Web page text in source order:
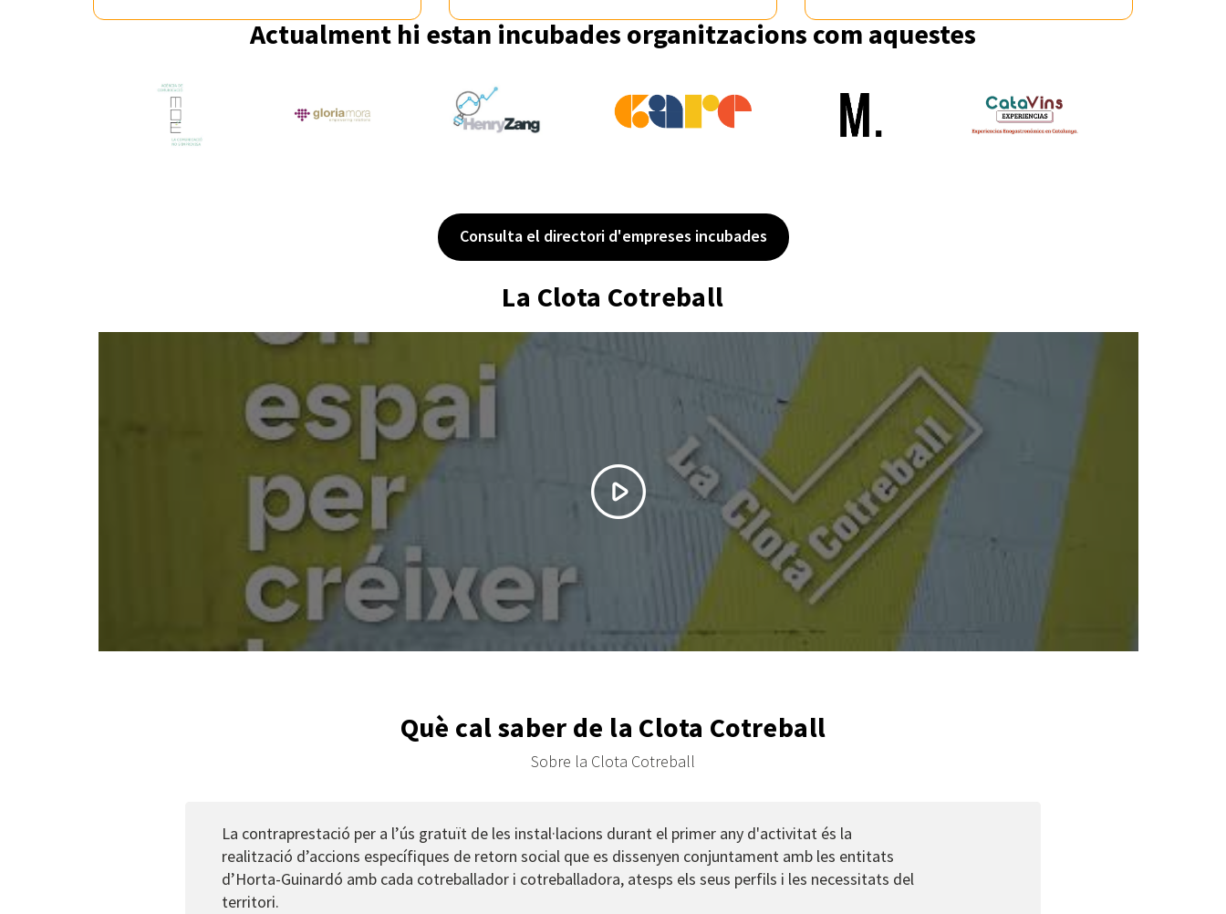
Actualment hi estan incubades organitzacions com aquestes
Consulta el directori d'empreses incubades
La Clota Cotreball
Què cal saber de la Clota Cotreball
Sobre la Clota Cotreball
La contraprestació per a l’ús gratuït de les instal·lacions durant el primer any d'activitat és la
realització d’accions específiques de retorn social que es dissenyen conjuntament amb les entitats
d’Horta-Guinardó amb cada cotreballador i cotreballadora, atesps els seus perfils i les necessitats del
territori.